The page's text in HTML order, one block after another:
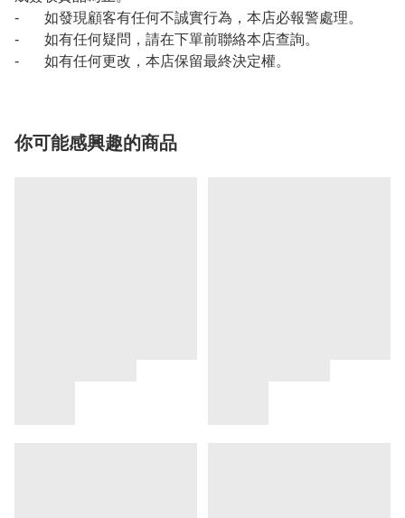
- 如發現顧客有任何不誠實行為，本店必報警處理。
- 如有任何疑問，請在下單前聯絡本店查詢。
- 如有任何更改，本店保留最終決定權。
你可能感興趣的商品